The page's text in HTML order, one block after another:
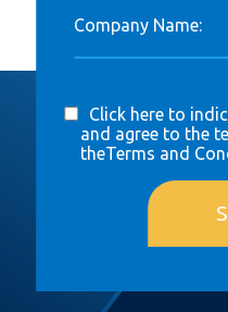
Company Name:
Click here to
and agree to the
theTerms and